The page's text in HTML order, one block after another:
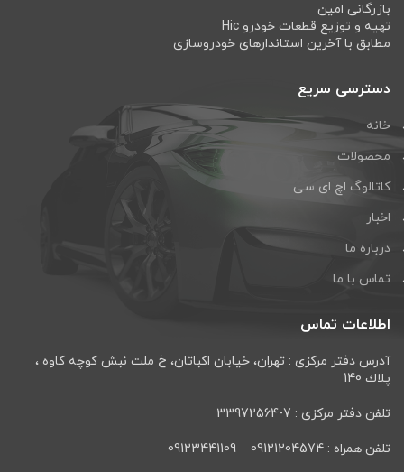
بازرگانی امین
تهیه و توزیع قطعات خودرو Hic
مطابق با آخرین استاندارهای خودروسازی
دسترسی سریع
خانه
محصولات
کاتالوگ اچ ای سی
اخبار
درباره ما
تماس با ما
اطلاعات تماس
آدرس دفتر مرکزی : تهران، خيابان اكباتان، خ ملت نبش كوچه كاوه ،
پلاك 140
تلفن دفتر مرکزی : 7-33972564
تلفن همراه : 09121204574 – 09123441109